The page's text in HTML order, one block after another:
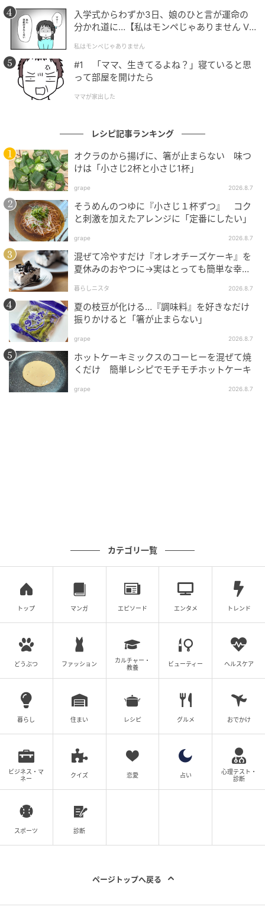
オレンジページnet
梅の酸味や大葉の香りがアクセントになった、さっぱ
り大人味のポテサラ。おつまみやホムパにもぴったり
です。この春、リピートしてくださいね！
（『オレンジページ』2026年4月17日号より）
オレンジページnet
ツレヅレハナコ
食と旅と酒をこよなく愛する文筆家・料理研究家。多
を寄稿するほか、イベントや料理講座などでも活躍
中。食や日常を綴るSNSも人気。オリジナル揚げ鍋や
調理バッド、食器など商品プロデュースも手掛けてい
る。
詳細はこちら
元記事で読む
入学式からわずか3日、娘のひと言が運命の
分かれ道に…【私はモンペじゃありません Vo
私はモンペじゃありません
#1 「ママ、生きてるよね？」寝ていると思
って部屋を開けたら
ママが家出した
レシピ記事ランキング
オクラのから揚げに、箸が止まらない 味つ
けは「小さじ2杯と小さじ1杯」
grape 2026.8.7
そうめんのつゆに『小さじ１杯ずつ』 コク
と刺激を加えたアレンジに「定番にしたい」
grape 2026.8.7
混ぜて冷やすだけ『オレオチーズケーキ』を
夏休みのおやつに→実はとっても簡単な幸せ
暮らしニスタ 2026.8.7
夏の枝豆が化ける…『調味料』を好きなだけ
振りかけると「箸が止まらない」
grape 2026.8.7
ホットケーキミックスのコーヒーを混ぜて焼
くだけ 簡単レシピでモチモチホットケーキ
grape 2026.8.7
カテゴリ一覧
トップ マンガ エピソード エンタメ トレンド
どうぶつ ファッション
カルチャー・
教養
ビューティー ヘルスケア
暮らし 住まい レシピ グルメ おでかけ
ビジネス・マ
ネー
クイズ 恋愛 占い
心理テスト・
診断
スポーツ 診断
ページトップへ戻る